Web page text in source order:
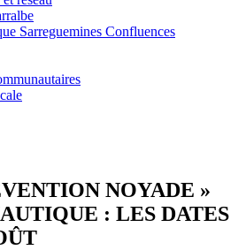
Sarreguemines Confluences
NOYADE »
: LES DATES